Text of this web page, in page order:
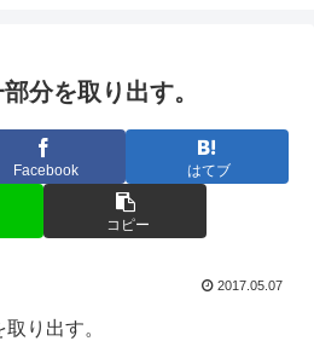
分を取り出す。
Facebook はてブ
コピー
2017.05.07
り出す。